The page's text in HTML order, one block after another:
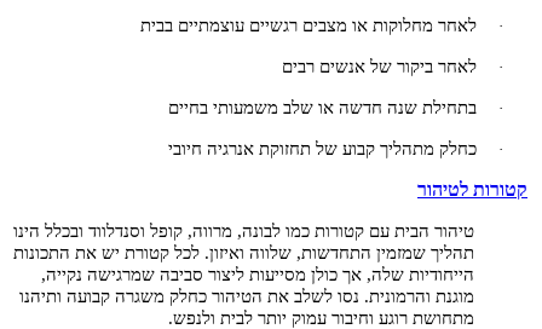
· לאחר מחלוקות או מצבים רגשיים עוצמתיים בבית
· לאחר ביקור של אנשים רבים
· בתחילת שנה חדשה או שלב משמעותי בחיים
· כחלק מתהליך קבוע של תחזוקת אנרגיה חיובי
קטורות לטיהור
טיהור הבית עם קטורות כמו לבונה, מרווה, קופל וסנדלווד ובכלל הינו
תהליך שמזמין התחדשות, שלווה ואיזון. לכל קטורת יש את התכונות
הייחודיות שלה, אך כולן מסייעות ליצור סביבה שמרגישה נקייה,
מוגנת והרמונית. נסו לשלב את הטיהור כחלק משגרה קבועה ותיהנו
מתחושת רוגע וחיבור עמוק יותר לבית ולנפש.